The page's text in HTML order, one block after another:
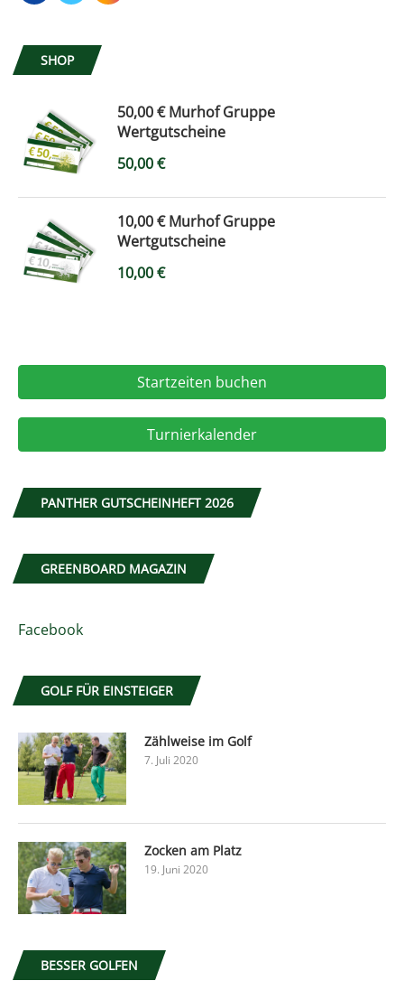
SHOP
50,00 € Murhof Gruppe
Wertgutscheine
50,00€
10,00 € Murhof Gruppe
Wertgutscheine
10,00€
Startzeiten buchen
Turnierkalender
PANTHER GUTSCHEINHEFT 2026
GREENBOARD MAGAZIN
Facebook
GOLF FÜR EINSTEIGER
Zählweise im Golf
7. Juli 2020
Zocken am Platz
19. Juni 2020
BESSER GOLFEN